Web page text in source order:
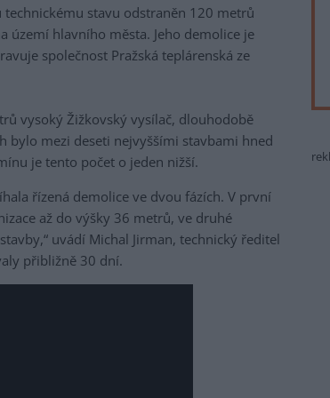
stavu odstraněn 120 metrů
území hlavního města. Jeho demolice je
společnost Pražská teplárenská ze
vysoký Žižkovský vysílač, dlouhodobě
bylo mezi deseti nejvyššími stavbami hned
je tento počet o jeden nižší.
řízená demolice ve dvou fázích. V první
až do výšky 36 metrů, ve druhé
uvádí Michal Jirman, technický ředitel
přibližně 30 dní.